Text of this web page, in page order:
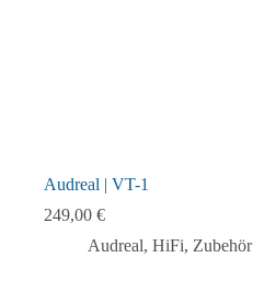
Audreal | VT-1
249,00 €
Audreal, HiFi, Zubehör